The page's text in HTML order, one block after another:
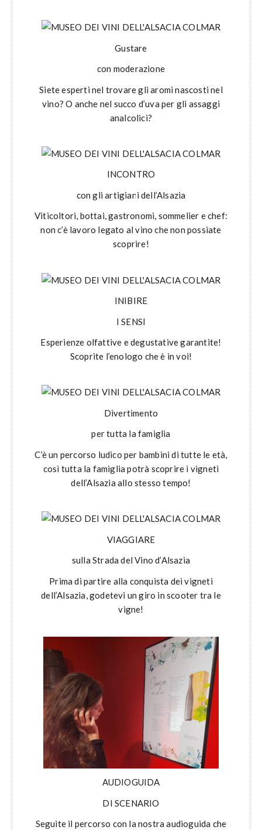
Gustare
con moderazione
Siete esperti nel trovare gli aromi nascosti nel
vino? O anche nel succo d’uva per gli assaggi
analcolici?
INCONTRO
con gli artigiani dell’Alsazia
Viticoltori, bottai, gastronomi, sommelier e chef:
non c’è lavoro legato al vino che non possiate
scoprire!
INIBIRE
I SENSI
Esperienze olfattive e degustative garantite!
Scoprite l’enologo che è in voi!
Divertimento
per tutta la famiglia
C’è un percorso ludico per bambini di tutte le età,
così tutta la famiglia potrà scoprire i vigneti
dell’Alsazia allo stesso tempo!
VIAGGIARE
sulla Strada del Vino d’Alsazia
Prima di partire alla conquista dei vigneti
dell’Alsazia, godetevi un giro in scooter tra le
vigne!
AUDIOGUIDA
DI SCENARIO
Seguite il percorso con la nostra audioguida che